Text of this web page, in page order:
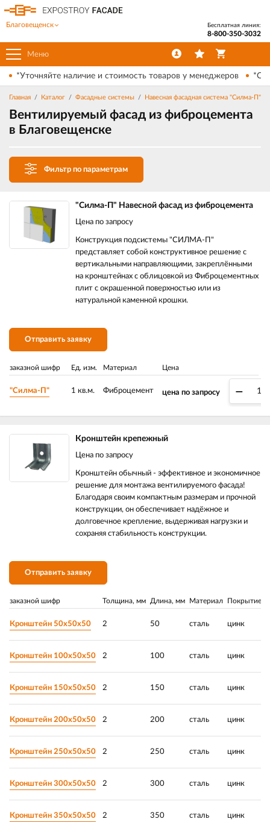
Меню
Благовещенск Бесплатная линия:
8-800-350-3032
*Уточняйте наличие и стоимость товаров у менеджеров
Главная Каталог Фасадные системы Навесная фасадная система "Силма-П"
Вентилируемый фасад из фиброцемента
в Благовещенске
Фильтр по параметрам
"Силма-П" Навесной фасад из фиброцемента
Цена по запросу
Конструкция подсистемы "СИЛМА-П"
представляет собой конструктивное решение с
вертикальными направляющими, закреплёнными
на кронштейнах с облицовкой из Фиброцементных
плит с окрашенной поверхностью или из
натуральной каменной крошки.
Отправить заявку
заказной шифр Ед. изм. Материал Цена
"Силма-П" 1 кв.м. Фиброцемент цена по запросу –
Кронштейн крепежный
Цена по запросу
Кронштейн обычный - эффективное и экономичное
решение для монтажа вентилируемого фасада!
Благодаря своим компактным размерам и прочной
конструкции, он обеспечивает надёжное и
долговечное крепление, выдерживая нагрузки и
сохраняя стабильность конструкции.
Отправить заявку
заказной шифр Толщина, мм Длина, мм Материал Покрытие
Кронштейн 50х50х50 2 50 сталь цинк
Кронштейн 100х50х50 2 100 сталь цинк
Кронштейн 150х50х50 2 150 сталь цинк
Кронштейн 200х50х50 2 200 сталь цинк
Кронштейн 250х50х50 2 250 сталь цинк
Кронштейн 300х50х50 2 300 сталь цинк
Кронштейн 350х50х50 2 350 сталь цинк